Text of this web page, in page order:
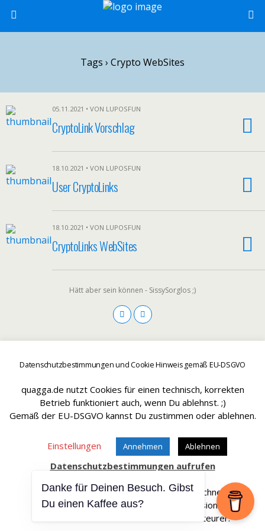
Tags › Crypto WebSites
05.11.2021 • VON LUPOSFUN
CryptoLink Vorschlag
18.10.2021 • VON LUPOSFUN
User CryptoLinks
18.10.2021 • VON LUPOSFUN
CryptoLinks WebSites
Hätt aber sein können - SissySorglos ;)
Datenschutzbestimmungen und Cookie Hinweis gemäß EU-DSGVO
quagga.de nutzt Cookies für einen technisch, korrekten
Betrieb funktioniert auch, wenn Du ablehnst. ;)
Gemäß der EU-DSGVO kannst Du zustimmen oder ablehnen.
Einstellungen Annehmen Ablehnen
Datenschutzbestimmungen aufrufen
Affiliate Links sind mit einem * gekennteichnet.
Wir erhalten bei einem Kauf eine Provision.
Die Artikel werden für Dich dadurch nicht teurer.
Zum Seitenanfang
Mobil Desktop
Danke für Deinen Besuch. Gibst
Du einen Kaffee aus?